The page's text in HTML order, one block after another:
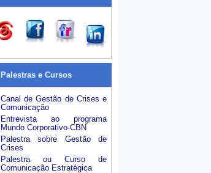
Palestras e Cursos
Canal de Gestão de Crises e
Comunicação
Entrevista ao programa
Mundo Corporativo-CBN
Palestra sobre Gestão de
Crises
Palestra ou Curso de
Comunicação Estratégica